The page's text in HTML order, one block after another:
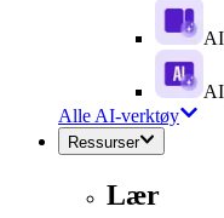
Alle AI-verktøy
Ressurser
Lær